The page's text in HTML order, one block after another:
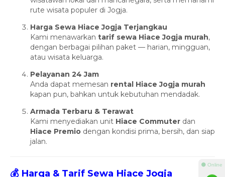
rute wisata populer di Jogja.
Harga Sewa Hiace Jogja Terjangkau
Kami menawarkan tarif sewa Hiace Jogja murah,
dengan berbagai pilihan paket — harian, mingguan,
atau wisata keluarga.
Pelayanan 24 Jam
Anda dapat memesan rental Hiace Jogja murah
kapan pun, bahkan untuk kebutuhan mendadak.
Armada Terbaru & Terawat
Kami menyediakan unit Hiace Commuter dan
Hiace Premio dengan kondisi prima, bersih, dan siap
jalan.
💰 Harga & Tarif Sewa Hiace Jogja
⚫ Online